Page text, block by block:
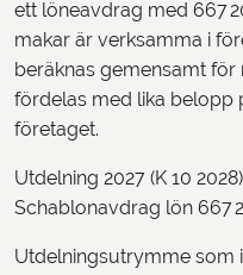
ett löneavdrag med 667
makar är verksamma i
beräknas gemensamt
fördelas med lika belopp
företaget.
Utdelning 2027 (K 10
Schablonavdrag lön 667
Utdelningsutrymme som